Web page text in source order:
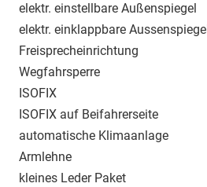
elektr. einstellbare Außenspiegel
elektr. einklappbare Aussenspiegel
Freisprecheinrichtung
Wegfahrsperre
ISOFIX
ISOFIX auf Beifahrerseite
automatische Klimaanlage
Armlehne
kleines Leder Paket